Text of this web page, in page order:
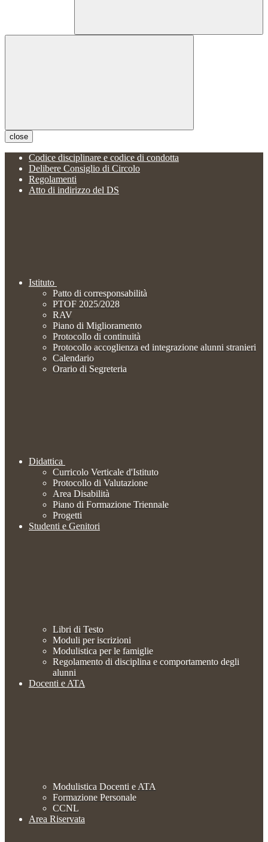
close
Codice disciplinare e codice di condotta
Delibere Consiglio di Circolo
Regolamenti
Atto di indirizzo del DS
Istituto
Patto di corresponsabilità
PTOF 2025/2028
RAV
Piano di Miglioramento
Protocollo di continuità
Protocollo accoglienza ed integrazione alunni stranieri
Calendario
Orario di Segreteria
Didattica
Curricolo Verticale d'Istituto
Protocollo di Valutazione
Area Disabilità
Piano di Formazione Triennale
Progetti
Studenti e Genitori
Libri di Testo
Moduli per iscrizioni
Modulistica per le famiglie
Regolamento di disciplina e comportamento degli
alunni
Docenti e ATA
Modulistica Docenti e ATA
Formazione Personale
CCNL
Area Riservata